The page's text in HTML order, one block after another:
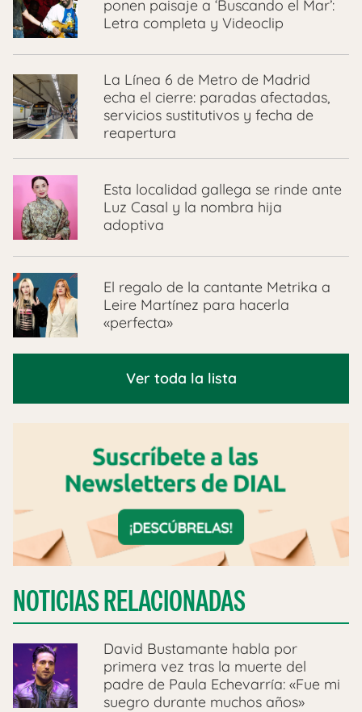
ponen paisaje a ‘Buscando el Mar’:
Letra completa y Videoclip
La Línea 6 de Metro de Madrid
echa el cierre: paradas afectadas,
servicios sustitutivos y fecha de
reapertura
Esta localidad gallega se rinde ante
Luz Casal y la nombra hija
adoptiva
El regalo de la cantante Metrika a
Leire Martínez para hacerla
«perfecta»
Ver toda la lista
NOTICIAS RELACIONADAS
David Bustamante habla por
primera vez tras la muerte del
padre de Paula Echevarría: «Fue mi
suegro durante muchos años»